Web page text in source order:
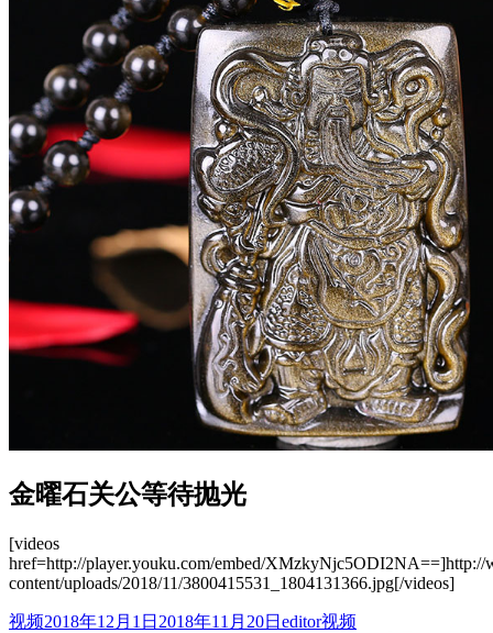
金曜石关公等待抛光
[videos
href=http://player.youku.com/embed/XMzkyNjc5ODI2NA==]http://
content/uploads/2018/11/3800415531_1804131366.jpg[/videos]
格
视频发
2018年12月1日 2018年11月20日 作
editor分
视频